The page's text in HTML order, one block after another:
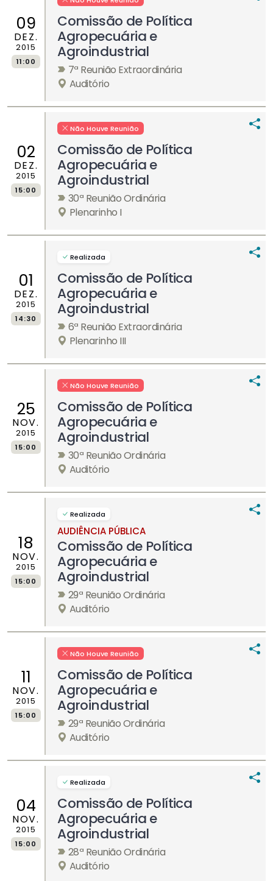
09
DEZ.
2015
11:00
Comissão de Política
Agropecuária e
Agroindustrial
7ª Reunião Extraordinária
Auditório
02
DEZ.
2015
15:00
Não Houve Reunião
Comissão de Política
Agropecuária e
Agroindustrial
30ª Reunião Ordinária
Plenarinho I
01
DEZ.
2015
14:30
Realizada
Comissão de Política
Agropecuária e
Agroindustrial
6ª Reunião Extraordinária
Plenarinho III
25
NOV.
2015
15:00
Não Houve Reunião
Comissão de Política
Agropecuária e
Agroindustrial
30ª Reunião Ordinária
Auditório
18
NOV.
2015
15:00
Realizada
AUDIÊNCIA PÚBLICA
Comissão de Política
Agropecuária e
Agroindustrial
29ª Reunião Ordinária
Auditório
11
NOV.
2015
15:00
Não Houve Reunião
Comissão de Política
Agropecuária e
Agroindustrial
29ª Reunião Ordinária
Auditório
04
NOV.
2015
15:00
Realizada
Comissão de Política
Agropecuária e
Agroindustrial
28ª Reunião Ordinária
Auditório